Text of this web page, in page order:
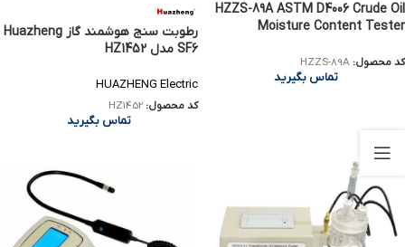
HZZS-89A ASTM D4006 Crude Oil
Moisture Content Tester
کد محصول: HZZS-89A
تماس بگیرید
رطوبت سنج هوشمند گاز Huazheng
SF6 مدل HZ1452
HUAZHENG Electric
کد محصول: HZ1452
تماس بگیرید